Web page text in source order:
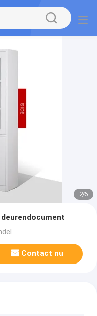
2/6
Contact nu